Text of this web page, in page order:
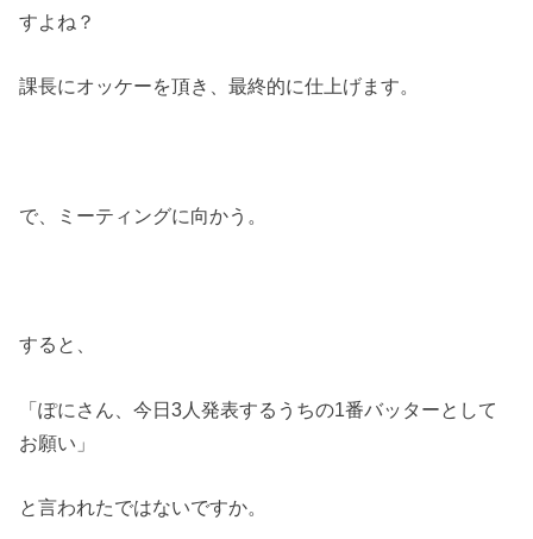
すよね？
課長にオッケーを頂き、最終的に仕上げます。
で、ミーティングに向かう。
すると、
「ぽにさん、今日3人発表するうちの1番バッターとして
お願い」
と言われたではないですか。